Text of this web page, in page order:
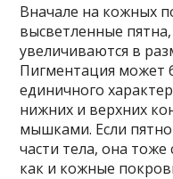
Вначале на кожных
высветленные
увеличиваются в
Пигментация может
единичного
нижних и верхних
мышками. Если
части тела, она
как и кожные